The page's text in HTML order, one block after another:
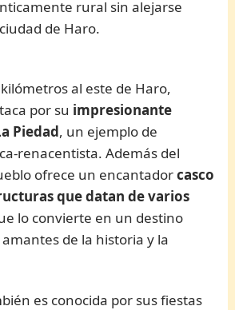
rural sin alejarse
de Haro.
al este de Haro,
por su impresionante
Piedad, un ejemplo de
renacentista. Además del
ofrece un encantadorcasco
que datan de varios
lo convierte en un destino
de la historia y la
es conocida por sus fiestas